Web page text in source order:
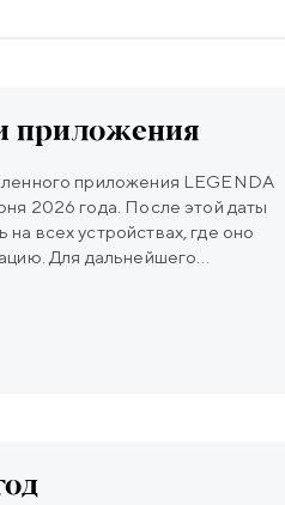
приложения
приложения LEGENDA
2026 года. После этой даты
всех устройствах, где оно
Для дальнейшего